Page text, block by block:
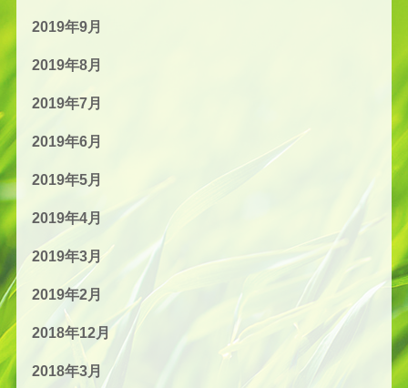
2019年9月
2019年8月
2019年7月
2019年6月
2019年5月
2019年4月
2019年3月
2019年2月
2018年12月
2018年3月